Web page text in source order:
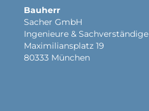
Bauherr
Sacher GmbH
Ingenieure & Sachverständige
Maximiliansplatz 19
80333 München